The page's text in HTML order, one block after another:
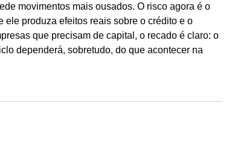
movimentos mais ousados. O risco agora é o
ele produza efeitos reais sobre o crédito e o
que precisam de capital, o recado é claro: o
dependerá, sobretudo, do que acontecer na